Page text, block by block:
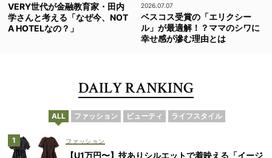
VERY世代が金融教育家・田内
学さんと考える「なぜ今、NOT
A HOTELなの？」
2026.07.07
ベスコス受賞の「エリクシー
ル」が最適解！？ママのシワに
幸せ感が滲む理由とは
DAILY RANKING
ALL ファッション ビューティ ライフスタイル
ファッション
【U1万円〜】技ありシルエットで着映える「イージ